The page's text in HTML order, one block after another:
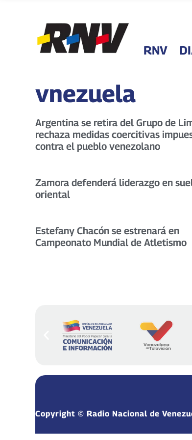
RNV
vnezuela
Argentina se retira del Grupo de
rechaza medidas coercitivas
contra el pueblo venezolano
Zamora defenderá liderazgo en
oriental
Estefany Chacón se estrenará en
Campeonato Mundial de Atletismo
Copyright © Radio Nacional de